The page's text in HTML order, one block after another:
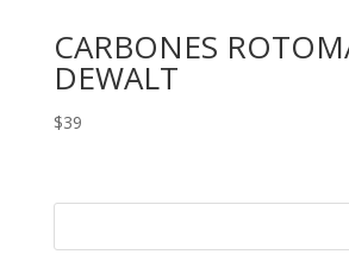
CARBONES
DEWALT
$39